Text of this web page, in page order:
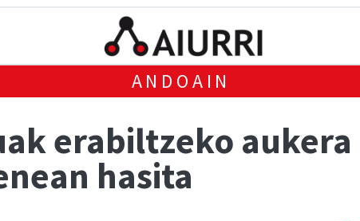
ANDOAIN
erabiltzeko
hasita